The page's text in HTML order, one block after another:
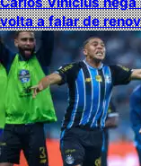
volta a falar de